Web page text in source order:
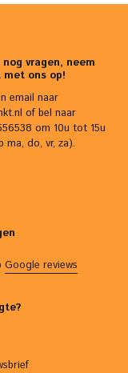
vragen, neem
ons op!
email naar
of bel naar
om 10u tot 15u
ma, do, vr, za).
Google reviews